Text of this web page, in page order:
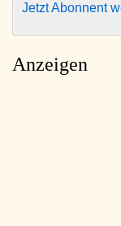
Jetzt Abonnent
Anzeigen